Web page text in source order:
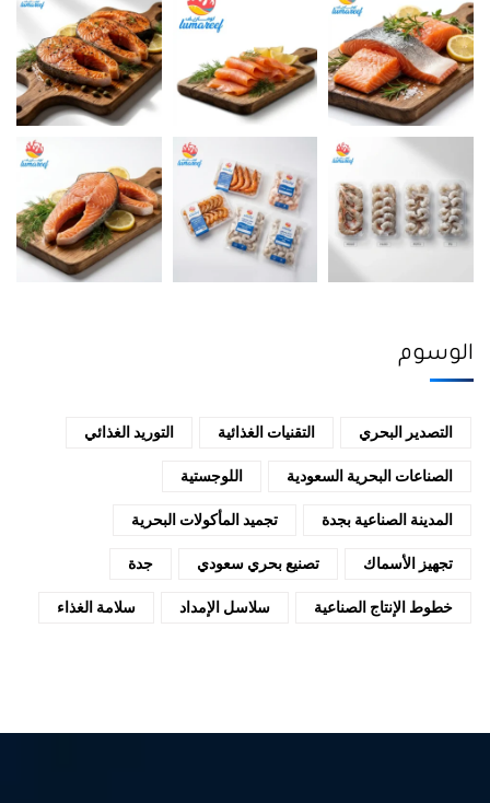
الوسوم
التصدير البحري التقنيات الغذائية التوريد الغذائي
الصناعات البحرية السعودية اللوجستية
المدينة الصناعية بجدة تجميد المأكولات البحرية
تجهيز الأسماك تصنيع بحري سعودي جدة
خطوط الإنتاج الصناعية سلاسل الإمداد سلامة الغذاء